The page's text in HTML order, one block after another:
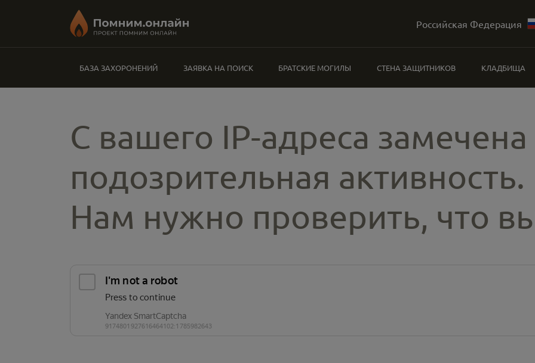
Российская Федерация
БАЗА ЗАХОРОНЕНИЙ ЗАЯВКА НА ПОИСК БРАТСКИЕ МОГИЛЫ СТЕНА ЗАЩИТНИКОВ КЛАДБИЩА
С вашего IP-адреса замечена
подозрительная активность.
Нам нужно проверить, что